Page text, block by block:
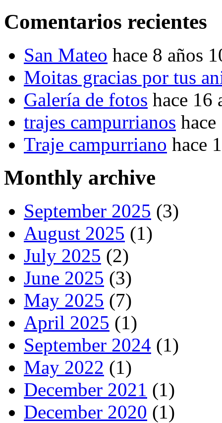
Comentarios recientes
San Mateo hace 8 años
Moitas gracias por tus
Galería de fotos hace 16
trajes campurrianos
Traje campurriano hace
Monthly archive
September 2025 (3)
August 2025 (1)
July 2025 (2)
June 2025 (3)
May 2025 (7)
April 2025 (1)
September 2024 (1)
May 2022 (1)
December 2021 (1)
December 2020 (1)